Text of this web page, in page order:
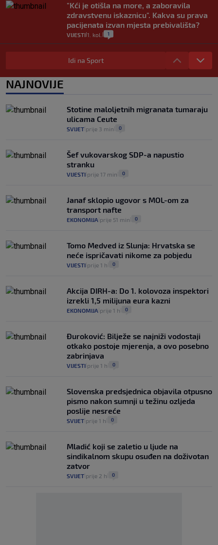
"Kći je otišla na more, a zaboravila
zdravstvenu iskaznicu". Kakva su prava
pacijenata izvan mjesta prebivališta?
VIJESTI 1. kol. 1
Provjerili smo "što ćemo onda" ako
Plenković na 15 dana ukine mjere: "Ne bi
se dogodilo ništa. Vlada se zaljubila u te
intervencije"
Analitičar o Mostu: Oni su u yin-yang
poziciji i imaju drugog najpoznatijeg
bravara u povijesti Hrvatske
30. srp.
Idi na Sport
NAJNOVIJE
Stotine maloljetnih migranata tumaraju
ulicama Ceute
SVIJET prije 3 min 0
Šef vukovarskog SDP-a napustio
stranku
VIJESTI prije 17 min 0
Janaf sklopio ugovor s MOL-om za
transport nafte
EKONOMIJA prije 51 min 0
Tomo Medved iz Slunja: Hrvatska se
neće ispričavati nikome za pobjedu
VIJESTI prije 1 h 0
Akcija DIRH-a: Do 1. kolovoza inspektori
izrekli 1,5 milijuna eura kazni
EKONOMIJA prije 1 h 0
Đuroković: Bilježe se najniži vodostaji
otkako postoje mjerenja, a ovo posebno
zabrinjava
VIJESTI prije 1 h 0
Slovenska predsjednica objavila otpusno
pismo nakon sumnji u težinu ozljeda
poslije nesreće
SVIJET prije 1 h 0
Mladić koji se zaletio u ljude na
sindikalnom skupu osuđen na doživotan
zatvor
SVIJET prije 2 h 0